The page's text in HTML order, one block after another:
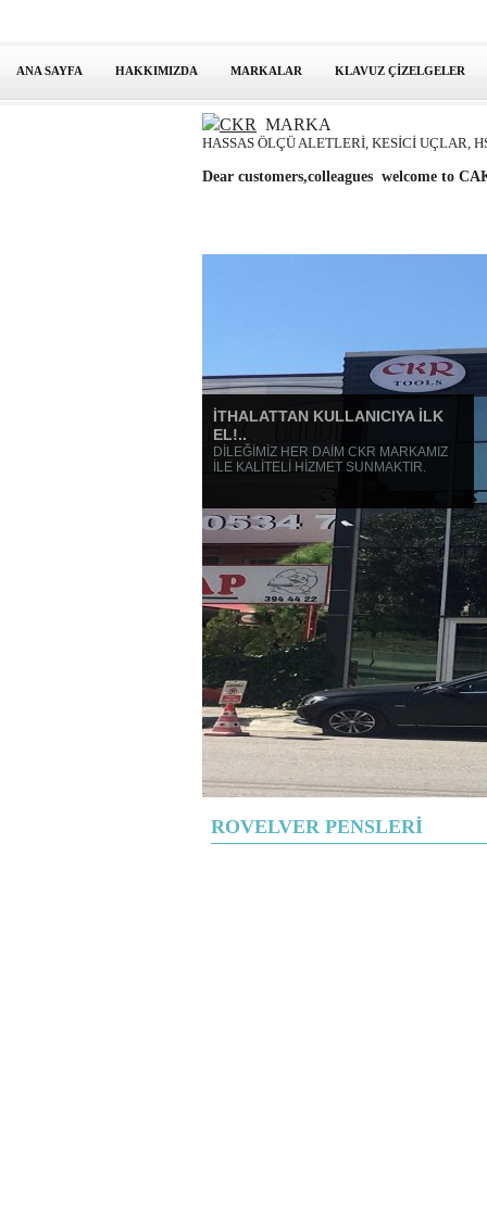
ANA SAYFA HAKKIMIZDA MARKALAR KLAVUZ ÇİZELGELER
CKR MARKA
HASSAS ÖLÇÜ ALETLERİ, KESİCİ UÇLAR,
Dear customers,colleagues welcome to
İTHALATTAN KULLANICIYA İLK
EL!..
DİLEĞİMİZ HER DAİM CKR MARKAMIZ
İLE KALİTELİ HİZMET SUNMAKTIR.
ROVELVER PENSLERİ